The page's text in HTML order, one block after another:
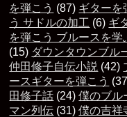
を弾こう (87) ギターを
う サドルの加工 (6) ギ
を弾こう ブルースを学
(15) ダウンタウンブル
仲田修子自伝小説 (42)
ースギターを弾こう
田修子話 (24)僕のブル
マン列伝 (31)僕の吉祥